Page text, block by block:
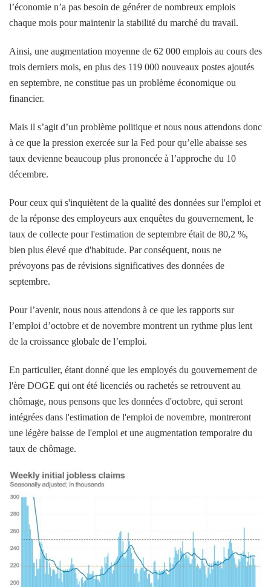
l’économie n’a pas besoin de générer de nombreux emplois
chaque mois pour maintenir la stabilité du marché du travail.
Ainsi, une augmentation moyenne de 62 000 emplois au cours des
trois derniers mois, en plus des 119 000 nouveaux postes ajoutés
en septembre, ne constitue pas un problème économique ou
financier.
Mais il s’agit d’un problème politique et nous nous attendons donc
à ce que la pression exercée sur la Fed pour qu’elle abaisse ses
taux devienne beaucoup plus prononcée à l’approche du 10
décembre.
Pour ceux qui s'inquiètent de la qualité des données sur l'emploi et
de la réponse des employeurs aux enquêtes du gouvernement, le
taux de collecte pour l'estimation de septembre était de 80,2 %,
bien plus élevé que d'habitude. Par conséquent, nous ne
prévoyons pas de révisions significatives des données de
septembre.
Pour l’avenir, nous nous attendons à ce que les rapports sur
l’emploi d’octobre et de novembre montrent un rythme plus lent
de la croissance globale de l’emploi.
En particulier, étant donné que les employés du gouvernement de
l'ère DOGE qui ont été licenciés ou rachetés se retrouvent au
chômage, nous pensons que les données d'octobre, qui seront
intégrées dans l'estimation de l'emploi de novembre, montreront
une légère baisse de l'emploi et une augmentation temporaire du
taux de chômage.